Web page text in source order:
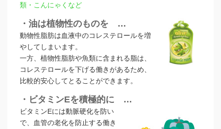
類・こんにゃくなど
・油は植物性のものを …
動物性脂肪は血液中のコレステロールを増
やしてしまいます。
一方、植物性脂肪や魚類に含まれる脂は、
コレステロールを下げる働きがあるため、
比較的安心してとることができます。
・ビタミンEを積極的に …
ビタミンEには動脈硬化を防い
で、血管の老化を防止する働き